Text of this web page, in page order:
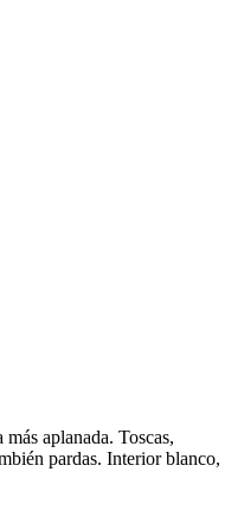
aplanada. Toscas,
pardas. Interior blanco,